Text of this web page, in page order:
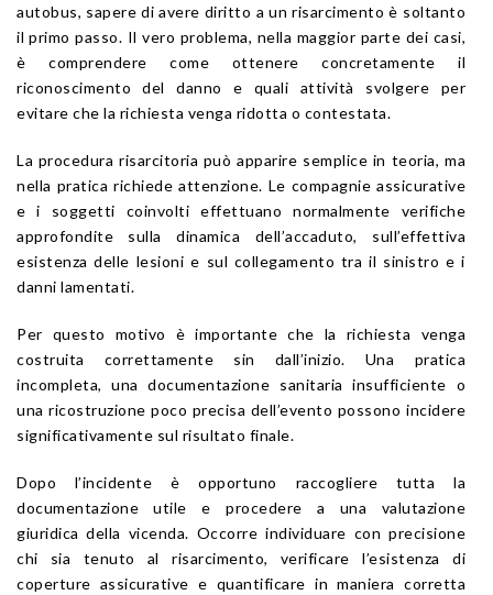
autobus, sapere di avere diritto a un risarcimento è soltanto
il primo passo. Il vero problema, nella maggior parte dei casi,
è comprendere come ottenere concretamente il
riconoscimento del danno e quali attività svolgere per
evitare che la richiesta venga ridotta o contestata.
La procedura risarcitoria può apparire semplice in teoria, ma
nella pratica richiede attenzione. Le compagnie assicurative
e i soggetti coinvolti effettuano normalmente verifiche
approfondite sulla dinamica dell’accaduto, sull’effettiva
esistenza delle lesioni e sul collegamento tra il sinistro e i
danni lamentati.
Per questo motivo è importante che la richiesta venga
costruita correttamente sin dall’inizio. Una pratica
incompleta, una documentazione sanitaria insufficiente o
una ricostruzione poco precisa dell’evento possono incidere
significativamente sul risultato finale.
Dopo l’incidente è opportuno raccogliere tutta la
documentazione utile e procedere a una valutazione
giuridica della vicenda. Occorre individuare con precisione
chi sia tenuto al risarcimento, verificare l’esistenza di
coperture assicurative e quantificare in maniera corretta